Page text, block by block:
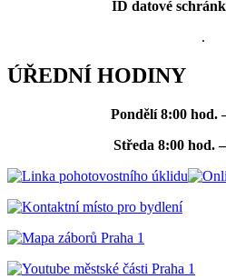
ID datové
.
ÚŘEDNÍ HODINY
Pondělí 8:00 hod.
Středa 8:00 hod.